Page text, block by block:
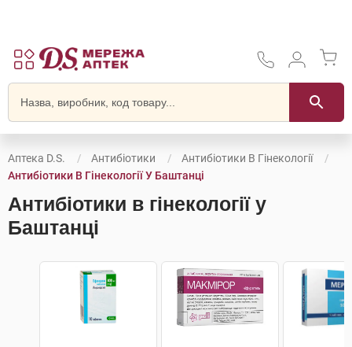
Аптека D.S. Антибіотики
Антибіотики В Гінекології
Антибіотики В Гінекології У Баштанці
Антибіотики в гінекології у
Баштанці